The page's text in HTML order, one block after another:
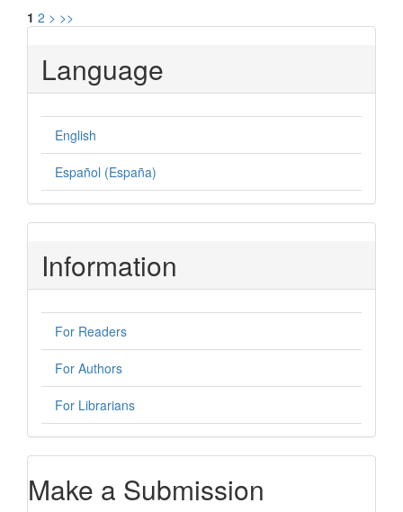
1 2 > >>
Language
English
Español (España)
Information
For Readers
For Authors
For Librarians
Make a Submission